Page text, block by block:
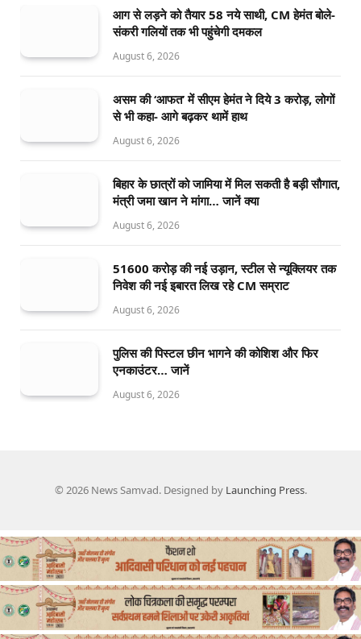
आग से लड़ने को तैयार 58 नये साथी, CM हेमंत बोले-
संकरी गलियों तक भी पहुंचेगी दमकल
August 6, 2026
असम की ‘आफत’ में सीएम हेमंत ने दिये 3 करोड़, लोगों
से भी कहा- आगे बढ़कर थामें हाथ
August 6, 2026
बिहार के छात्रों को जामिया में मिल सकती है बड़ी सौगात,
मंत्री जमा खान ने मांगा… जानें क्या
August 6, 2026
51600 करोड़ की नई उड़ान, स्टील से न्यूक्लियर तक
निवेश की नई इबारत लिख रहे CM सम्राट
August 6, 2026
पुलिस की पिस्टल छीन भागने की कोशिश और फिर
एनकाउंटर… जानें
August 6, 2026
© 2026 News Samvad. Designed by Launching Press.